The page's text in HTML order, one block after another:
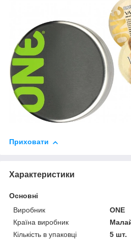
Приховати
Характеристики
Основні
Виробник
ONE
Країна виробник
Кількість в упаковці
5 шт.